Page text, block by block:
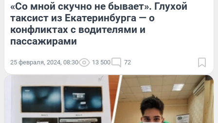
«Со мной скучно не бывает». Глухой
таксист из Екатеринбурга — о
конфликтах с водителями и
пассажирами
25 февраля, 2024, 08:30 13 500 72